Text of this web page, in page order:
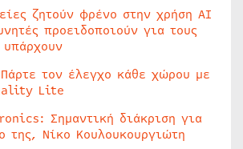
ζητούν φρένο στην χρήση AI
προειδοποιούν για τους
Πάρτε τον έλεγχο κάθε χώρου με
Lite
Σημαντική διάκριση για
της, Νίκο Κουλουκουργιώτη